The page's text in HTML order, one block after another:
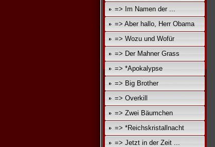
=> Im Namen der ...
=> Aber hallo, Herr Obama
=> Wozu und Wofür
=> Der Mahner Grass
=> *Apokalypse
=> Big Brother
=> Overkill
=> Zwei Bäumchen
=> *Reichskristallnacht
=> Jetzt in der Zeit ...